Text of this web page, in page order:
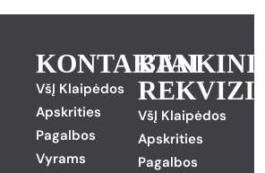
KONTAKTAI
VšĮ Klaipėdos
Apskrities
Pagalbos
Vyrams
VšĮ Klaipėdos
Apskrities
Pagalbos